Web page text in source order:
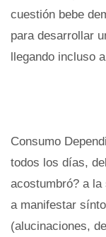
cuestión bebe
para desarrollar
llegando incluso
Consumo
todos los días,
acostumbró? a
a manifestar
(alucinaciones,